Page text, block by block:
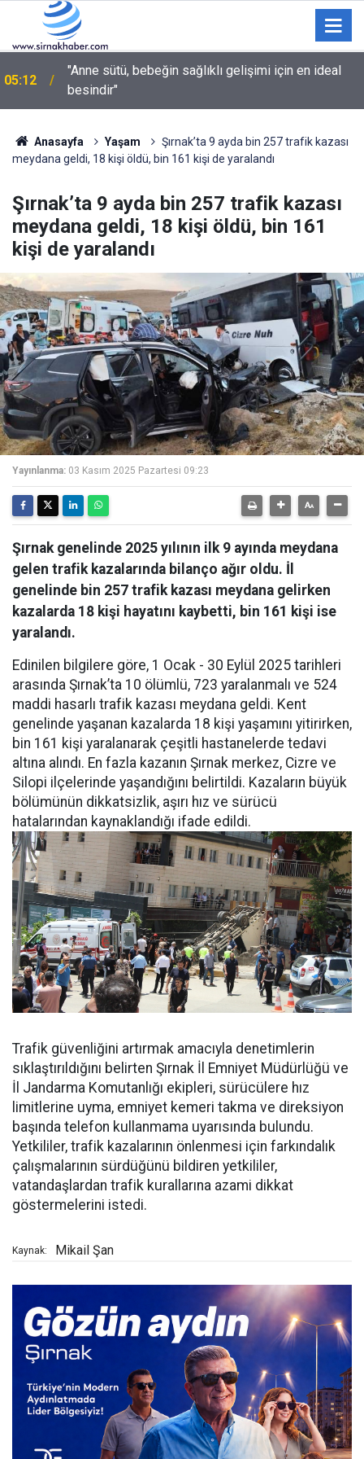
03:35 Sulama kanalına giren genç hayatını kaybetti
Anasayfa Yaşam
Şırnak’ta 9 ayda bin 257 trafik kazası
meydana geldi, 18 kişi öldü, bin 161 kişi de yaralandı
Şırnak’ta 9 ayda bin 257 trafik kazası
meydana geldi, 18 kişi öldü, bin 161
kişi de yaralandı
Yayınlanma: 03 Kasım 2025 Pazartesi 09:23
Şırnak genelinde 2025 yılının ilk 9 ayında meydana
gelen trafik kazalarında bilanço ağır oldu. İl
genelinde bin 257 trafik kazası meydana gelirken
kazalarda 18 kişi hayatını kaybetti, bin 161 kişi ise
yaralandı.
Edinilen bilgilere göre, 1 Ocak - 30 Eylül 2025 tarihleri
arasında Şırnak’ta 10 ölümlü, 723 yaralanmalı ve 524
maddi hasarlı trafik kazası meydana geldi. Kent
genelinde yaşanan kazalarda 18 kişi yaşamını yitirirken,
bin 161 kişi yaralanarak çeşitli hastanelerde tedavi
altına alındı. En fazla kazanın Şırnak merkez, Cizre ve
Silopi ilçelerinde yaşandığını belirtildi. Kazaların büyük
bölümünün dikkatsizlik, aşırı hız ve sürücü
hatalarından kaynaklandığı ifade edildi.
Trafik güvenliğini artırmak amacıyla denetimlerin
sıklaştırıldığını belirten Şırnak İl Emniyet Müdürlüğü ve
İl Jandarma Komutanlığı ekipleri, sürücülere hız
limitlerine uyma, emniyet kemeri takma ve direksiyon
başında telefon kullanmama uyarısında bulundu.
Yetkililer, trafik kazalarının önlenmesi için farkındalık
çalışmalarının sürdüğünü bildiren yetkililer,
vatandaşlardan trafik kurallarına azami dikkat
göstermelerini istedi.
Kaynak: Mikail Şan